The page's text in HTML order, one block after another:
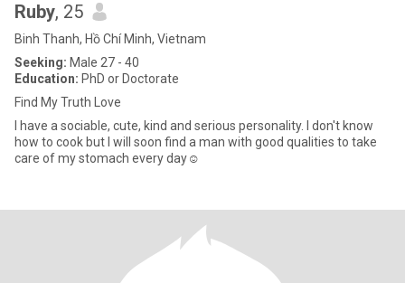
Ruby, 25
Binh Thanh, Hồ Chí Minh, Vietnam
Seeking: Male 27 - 40
Education: PhD or Doctorate
Find My Truth Love
I have a sociable, cute, kind and serious personality. I don't know
how to cook but I will soon find a man with good qualities to take
care of my stomach every day☺️